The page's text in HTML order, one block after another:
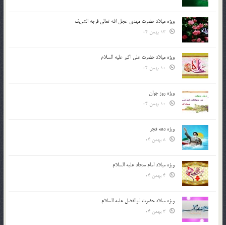
ویژه میلاد حضرت مهدی عجل الله تعالی فرجه الشريف
ویژه میلاد حضرت علی اکبر علیه السلام
ویژه روز جوان
ویژه دهه فجر
ویژه میلاد امام سجاد علیه السلام
ویژه میلاد حضرت ابوالفضل علیه السلام